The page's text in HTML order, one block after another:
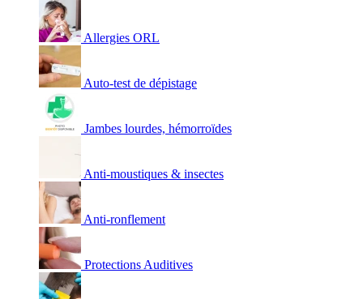
Allergies ORL
Auto-test de dépistage
Jambes lourdes, hémorroïdes
Anti-moustiques & insectes
Anti-ronflement
Protections Auditives